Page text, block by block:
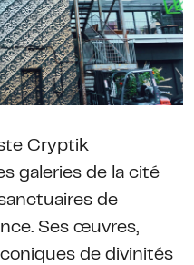
Cryptik
galeries de la cité
de
Ses œuvres,
de divinités